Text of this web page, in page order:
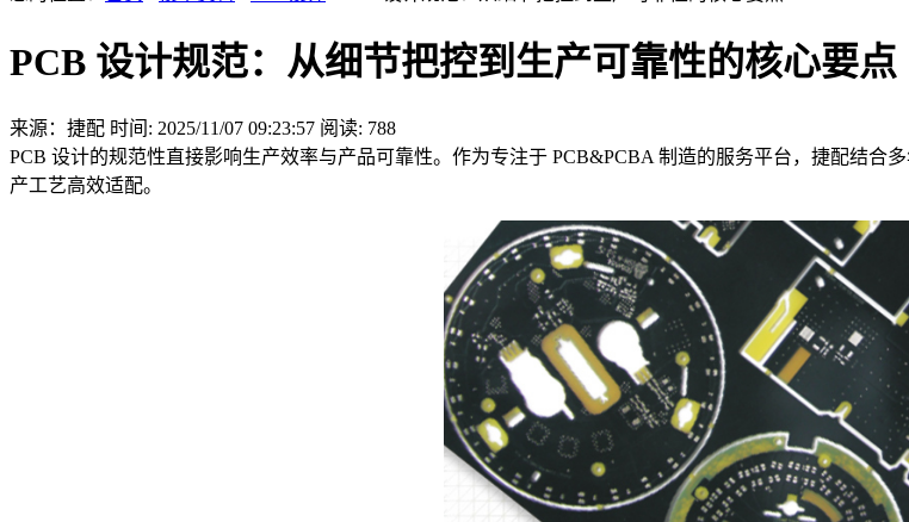
PCB 设计规范：从细节把控到生产可靠性的核心要点
来源：捷配 时间: 2025/11/07 09:23:57 阅读: 788
PCB 设计的规范性直接影响生产效率与产品可靠性。作为专注于 PCB&PCBA 制造的服务平台，捷配结
产工艺高效适配。